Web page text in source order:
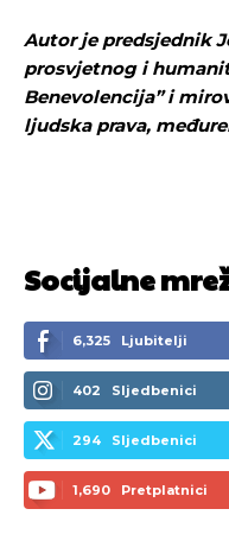
Pusti
Pusti
Autor je predsjednik
prosvjetnog i
Benevolencija” i
ljudska prava,
Socijalne
6,325 Ljubitelji
402 Sljedbenici
294 Sljedbenici
1,690 Pretplatnici